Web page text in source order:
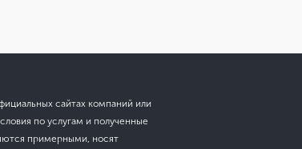
сайтах компаний или
по услугам и полученные
примерными, носят